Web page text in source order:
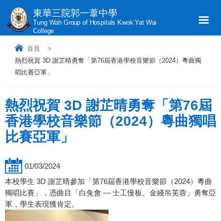
東華三院郭一葦中學
Tung Wah Group of Hospitals Kwok Yat Wai
College
首頁
>
熱烈祝賀 3D 謝芷晴勇奪「第76屆香港學校音樂節（2024）粵曲獨
唱比賽亞軍」
熱烈祝賀 3D 謝芷晴勇奪「第76屆
香港學校音樂節（2024）粵曲獨唱
比賽亞軍」
01/03/2024
本校學生 3D 謝芷晴參加「第76屆香港學校音樂節（2024）粵曲
獨唱比賽」，憑曲目「白兔會 — 士工慢板、金綫吊芙蓉」勇奪亞
軍，學生表現獲肯定。